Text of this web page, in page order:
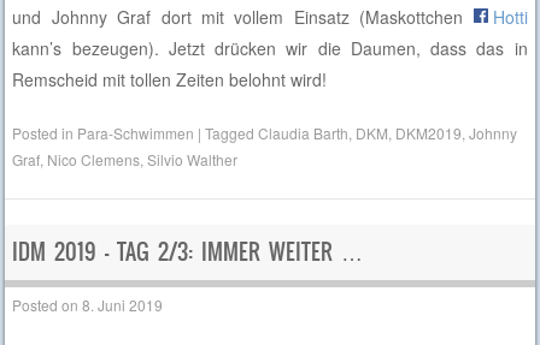
und Johnny Graf dort mit vollem Einsatz (Maskottchen
Hotti
kann’s bezeugen). Jetzt drücken wir die Daumen, dass das in
Remscheid mit tollen Zeiten belohnt wird!
Posted in Para-Schwimmen |TaggedClaudia Barth DKM DKM2019 ,Johnny
Graf Nico Clemens ,Silvio Walther
IDM 2019 – TAG 2/3: IMMER WEITER …
Posted on8. Juni 2019